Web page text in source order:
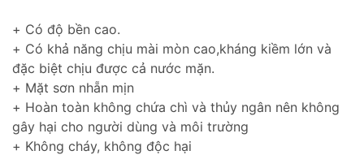
tường ngoài trời gìn giữ và tôn lên vẻ đẹp ngôi nhà
của bạn thách thức với thời gian.
+ Có độ bền cao.
+ Có khả năng chịu mài mòn cao,kháng kiềm lớn và
đặc biệt chịu được cả nước mặn.
+ Mặt sơn nhẵn mịn
+ Hoàn toàn không chứa chì và thủy ngân nên không
gây hại cho người dùng và môi trường
+ Không cháy, không độc hại